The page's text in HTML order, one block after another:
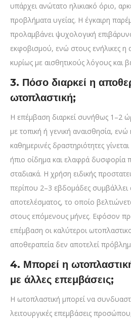
υπάρχει ανώτατο ηλικιακό όριο,
προβλήματα υγείας. Η έγκαιρη
προλαμβάνει ψυχολογική
εκφοβισμού, ενώ στους ενήλικες η
κυρίως με αισθητικούς λόγους και
3. Πόσο διαρκεί η
ωτοπλαστική;
Η επέμβαση διαρκεί συνήθως 1–2
με τοπική ή γενική αναισθησία, ενώ
καθημερινές δραστηριότητες
ήπιο οίδημα και ελαφρά
σταδιακά. Η χρήση ειδικής
περίπου 2–3 εβδομάδες
αποτελέσματος, το οποίο
στους επόμενους μήνες. Εφόσον
επέμβαση οι καλύτεροι
αποθεραπεία δεν αποτελεί
4. Μπορεί η
με άλλες επεμβάσεις;
Η ωτοπλαστική μπορεί να
λειτουργικές επεμβάσεις